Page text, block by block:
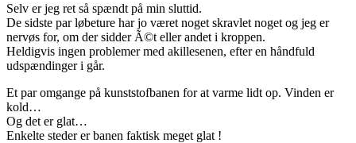
Selv er jeg ret så spændt på min sluttid.
De sidste par løbeture har jo været noget skravlet noget og jeg er
nervøs for, om der sidder Ã©t eller andet i kroppen.
Heldigvis ingen problemer med akillesenen, efter en håndfuld
udspændinger i går.
Et par omgange på kunststofbanen for at varme lidt op. Vinden er
kold…
Og det er glat…
Enkelte steder er banen faktisk meget glat !